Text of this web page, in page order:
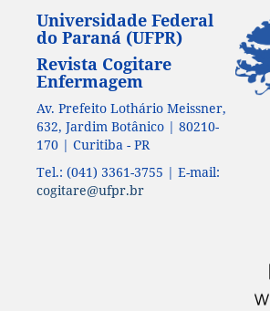
Universidade Federal
do Paraná (UFPR)
Revista Cogitare
Enfermagem
Av. Prefeito Lothário Meissner,
632, Jardim Botânico | 80210-
170 | Curitiba - PR
Tel.: (041) 3361-3755 | E-mail:
cogitare@ufpr.br